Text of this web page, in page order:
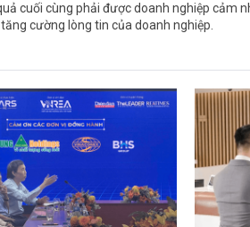
cuối cùng phải được doanh nghiệp cảm
cường lòng tin của doanh nghiệp.